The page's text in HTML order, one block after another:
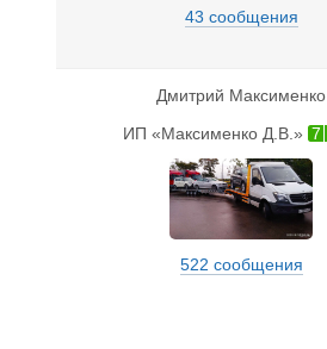
43 сообщения
Дмитрий Максименко
ИП «Максименко Д.В.» 7
522 сообщения